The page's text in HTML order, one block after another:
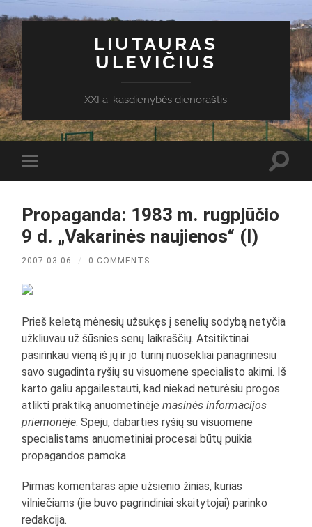
LIUTAURAS
ULEVIČIUS
XXI a. kasdienybės dienoraštis
Toggle
mobile
Propaganda: 1983 m. rugpjūčio
9 d. „Vakarinės naujienos“ (I)
2007.03.06 / 0 COMMENTS
Prieš keletą mėnesių užsukęs į senelių sodybą netyčia
užkliuvau už šūsnies senų laikraščių. Atsitiktinai
pasirinkau vieną iš jų ir jo turinį nuosekliai panagrinėsiu
savo sugadinta ryšių su visuomene specialisto akimi. Iš
karto galiu apgailestauti, kad niekad neturėsiu progos
atlikti praktiką anuometinėjemasinės informacijos
priemonėje. Spėju, dabarties ryšių su visuomene
specialistams anuometiniai procesai būtų puikia
propagandos pamoka.
Pirmas komentaras apie užsienio žinias, kurias
vilniečiams (jie buvo pagrindiniai skaitytojai) parinko
redakcija.